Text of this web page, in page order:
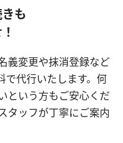
も
義変更や抹消登録など
で代行いたします。何
という方もご安心くだ
タッフが丁寧にご案内